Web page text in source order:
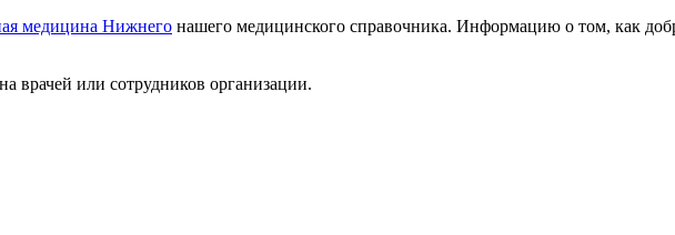
медицина Нижнего нашего медицинского справочника. Информацию о том, как
врачей или сотрудников организации.